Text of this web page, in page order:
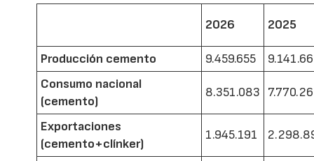
2026 2025
Producción cemento 9.459.655
Consumo nacional
(cemento)
8.351.083
Exportaciones
(cemento+clínker)
1.945.191